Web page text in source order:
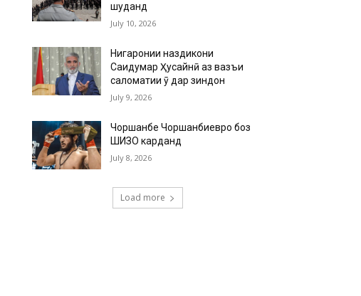
шуданд
July 10, 2026
Нигаронии наздикони
Саидумар Ҳусайнӣ аз вазъи
саломатии ӯ дар зиндон
July 9, 2026
Чоршанбе Чоршанбиевро боз
ШИЗО карданд
July 8, 2026
Load more